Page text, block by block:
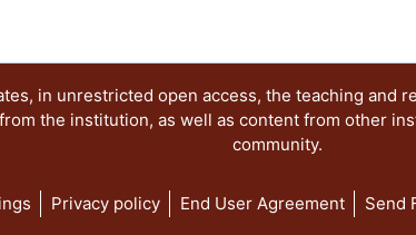
in unrestricted open access, the teaching and
the institution, as well as content from other
community.
Privacy policy End User Agreement Send